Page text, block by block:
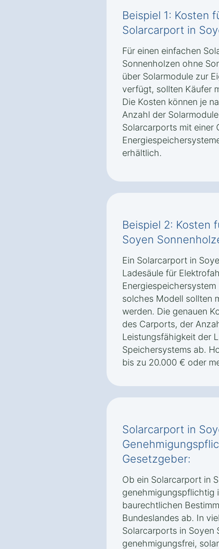
Beispiel 1: Kosten
Solarcarport in
Für einen einfachen
Sonnenholzen ohne
über Solarmodule zur
verfügt, sollten Käufer
Die Kosten können je
Anzahl der
Solarcarports mit einer
erhältlich.
Beispiel 2: Kosten
Soyen
Ein Solarcarport in
Ladesäule für
solches Modell sollten
werden. Die genauen
des Carports, der
Leistungsfähigkeit der
Speichersystems ab.
bis zu 20.000 € oder
Solarcarport in
Gesetzgeber:
Ob ein Solarcarport in
genehmigungspflichtig
baurechtlichen
Bundeslandes ab. In
Solarcarports in Soyen
genehmigungsfrei,